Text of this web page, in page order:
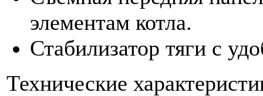
элементам котла.
Стабилизатор тяги с
Технические